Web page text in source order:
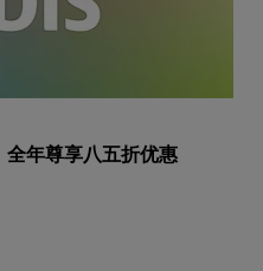
全年尊享八五折优惠